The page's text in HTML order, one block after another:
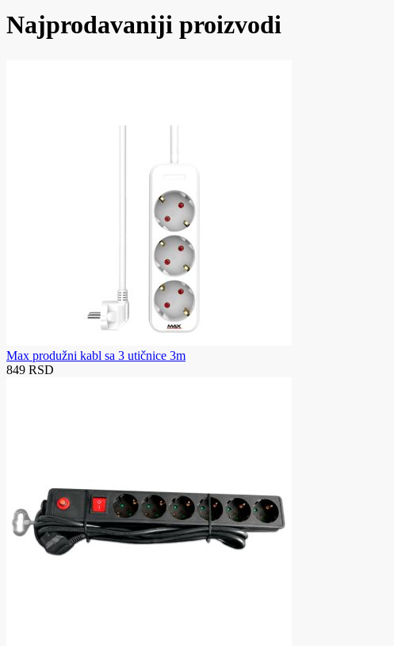
Najprodavaniji proizvodi
Max produžni kabl sa 3 utičnice 3m
849 RSD